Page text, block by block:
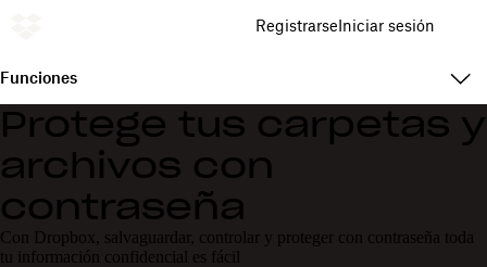
RegistrarseIniciar sesión
Funciones
Protege tus carpetas y
archivos con
contraseña
Con Dropbox, salvaguardar, controlar y proteger con contraseña toda
tu información confidencial es fácil